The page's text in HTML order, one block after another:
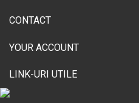
CONTACT
YOUR ACCOUNT
LINK-URI UTILE